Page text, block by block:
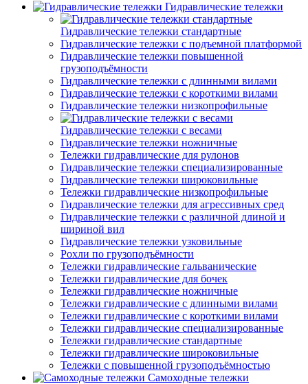
Гидравлические тележки
Гидравлические тележки стандартные
Гидравлические тележки с подъемной платформой
Гидравлические тележки повышенной
грузоподъёмности
Гидравлические тележки с длинными вилами
Гидравлические тележки с короткими вилами
Гидравлические тележки низкопрофильные
Гидравлические тележки с весами
Гидравлические тележки ножничные
Тележки гидравлические для рулонов
Гидравлические тележки специализированные
Гидравлические тележки широковильные
Тележки гидравлические низкопрофильные
Гидравлические тележки для агрессивных сред
Гидравлические тележки с различной длиной и
шириной вил
Гидравлические тележки узковильные
Рохли по грузоподъёмности
Тележки гидравлические гальванические
Тележки гидравлические для бочек
Тележки гидравлические ножничные
Тележки гидравлические с длинными вилами
Тележки гидравлические с короткими вилами
Тележки гидравлические специализированные
Тележки гидравлические стандартные
Тележки гидравлические широковильные
Тележки с повышенной грузоподъёмностью
Самоходные тележки